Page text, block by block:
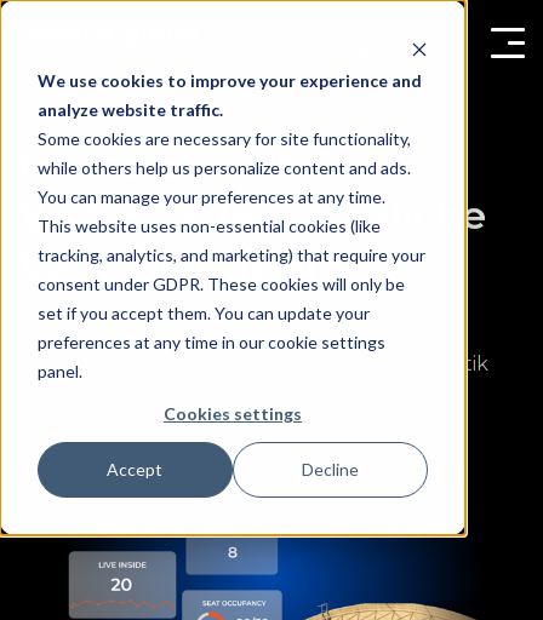
We use cookies to improve your experience and
analyze website traffic.
Some cookies are necessary for site functionality,
while others help us personalize content and ads.
You can manage your preferences at any time.
This website uses non-essential cookies (like
tracking, analytics, and marketing) that require your
consent under GDPR. These cookies will only be
set if you accept them. You can update your
preferences at any time in our cookie settings
panel.
Cookies settings
Accept Decline
Nächster Halt:
Verbesserte öffentliche
Verkehrsmittel
Nutzen Sie die Zukunft des öffentlichen
Verkehrsmanagements mit modernster Analytik
Demo ansehen